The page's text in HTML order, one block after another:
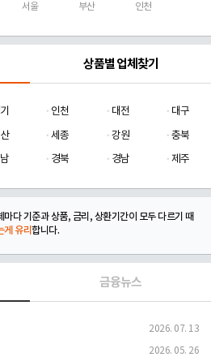
서울 부산 인천
상품별 업체찾기
인천 대전
대구
세종 강원
충북
경북 경남 제주
다 기준과 상품, 금리, 상환기간이 모두 다르기 때
게 유리합니다.
금융뉴스
2026. 07. 13
2026. 05. 26